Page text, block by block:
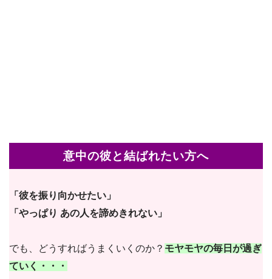
意中の彼と結ばれたい方へ
「彼を振り向かせたい」
「やっぱり あの人を諦めきれない」
でも、どうすればうまくいくのか？ モヤモヤの毎日が過ぎ
ていく・・・